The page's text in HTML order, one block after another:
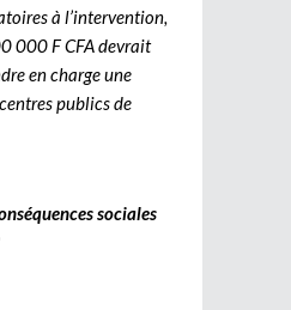
à l’intervention,
000 F CFA devrait
en charge une
publics de
sociales